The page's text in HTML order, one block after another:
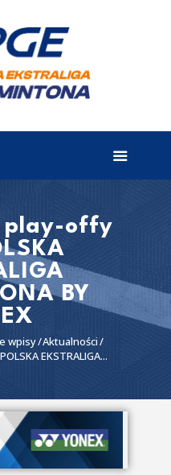
play-offy
BY
wpisy Aktualności
EKSTRALIGA...